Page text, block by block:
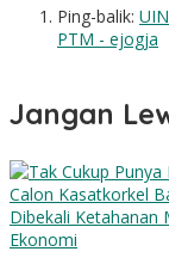
Ping-balik:
PTM - ejogja
Jangan